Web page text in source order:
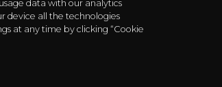
data with our analytics
device all the technologies
at any time by clicking “Cookie